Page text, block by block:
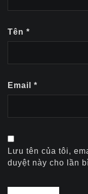
Tên *
Email *
Lưu tên của tôi,
duyệt này cho lần